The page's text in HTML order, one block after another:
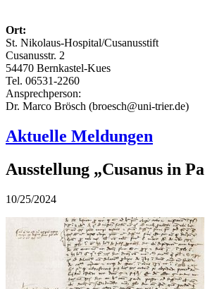
Ort:
St. Nikolaus-Hospital/Cusanusstift
Cusanusstr. 2
54470 Bernkastel-Kues
Tel. 06531-2260
Ansprechperson:
Dr. Marco Brösch (broesch@uni-trier.de)
Aktuelle Meldungen
Ausstellung „Cusanus in
10/25/2024